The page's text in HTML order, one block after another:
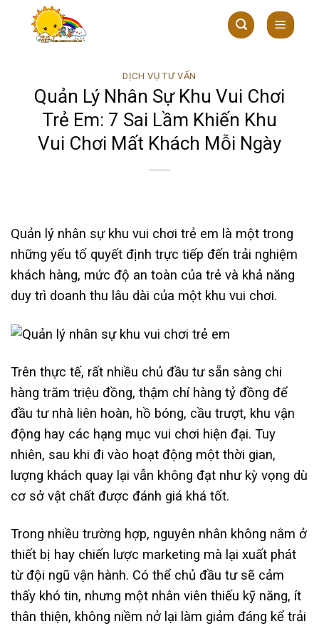
DỊCH VỤ TƯ VẤN
Quản Lý Nhân Sự Khu Vui Chơi
Trẻ Em: 7 Sai Lầm Khiến Khu
Vui Chơi Mất Khách Mỗi Ngày
Quản lý nhân sự khu vui chơi trẻ em là một trong
những yếu tố quyết định trực tiếp đến trải nghiệm
khách hàng, mức độ an toàn của trẻ và khả năng
duy trì doanh thu lâu dài của một khu vui chơi.
Trên thực tế, rất nhiều chủ đầu tư sẵn sàng chi
hàng trăm triệu đồng, thậm chí hàng tỷ đồng để
đầu tư nhà liên hoàn, hồ bóng, cầu trượt, khu vận
động hay các hạng mục vui chơi hiện đại. Tuy
nhiên, sau khi đi vào hoạt động một thời gian,
lượng khách quay lại vẫn không đạt như kỳ vọng dù
cơ sở vật chất được đánh giá khá tốt.
Trong nhiều trường hợp, nguyên nhân không nằm ở
thiết bị hay chiến lược marketing mà lại xuất phát
từ đội ngũ vận hành. Có thể chủ đầu tư sẽ cảm
thấy khó tin, nhưng một nhân viên thiếu kỹ năng, ít
thân thiện, không niềm nở lại làm giảm đáng kể trải